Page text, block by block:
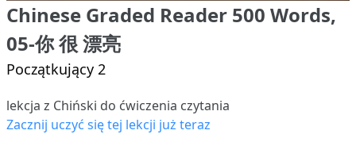
Chinese Graded Reader 500 Words,
05-你 很 漂亮
Początkujący 2
lekcja z Chiński do ćwiczenia czytania
Zacznij uczyć się tej lekcji już teraz